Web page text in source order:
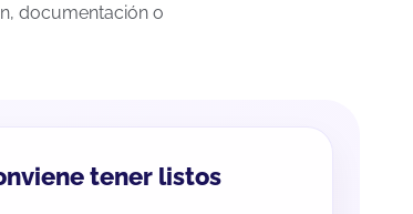
documentación o
tener listos